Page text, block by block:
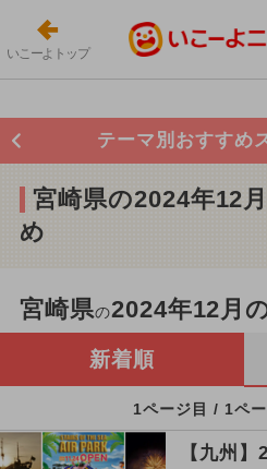
いこーよトップ
テーマ別おすすめ
宮崎県の2024年12
め
宮崎県の2024年12月
新着順
1ページ目 / 1ペ
【九州